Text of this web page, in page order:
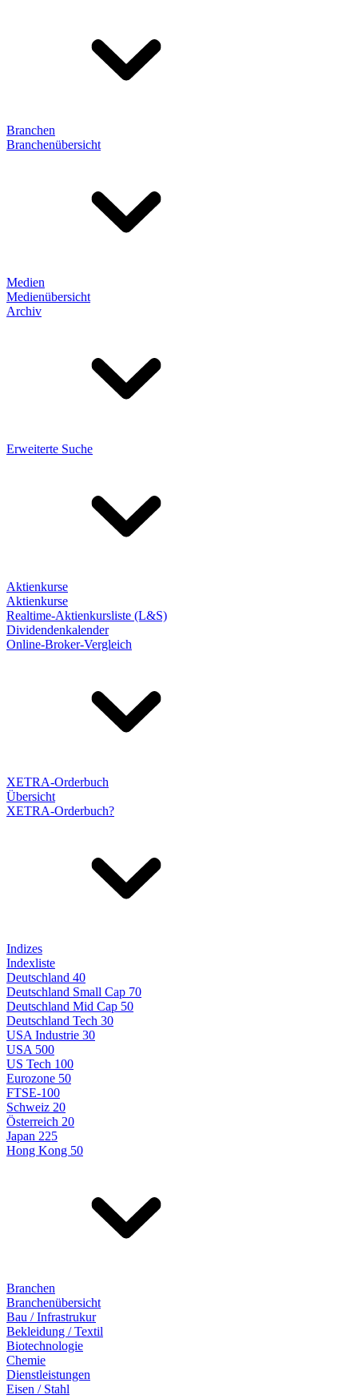
Branchen
Branchenübersicht
Medien
Medienübersicht
Archiv
Erweiterte Suche
Aktienkurse
Aktienkurse
Realtime-Aktienkursliste (L&S)
Dividendenkalender
Online-Broker-Vergleich
XETRA-Orderbuch
Übersicht
XETRA-Orderbuch?
Indizes
Indexliste
Deutschland 40
Deutschland Small Cap 70
Deutschland Mid Cap 50
Deutschland Tech 30
USA Industrie 30
USA 500
US Tech 100
Eurozone 50
FTSE-100
Schweiz 20
Österreich 20
Japan 225
Hong Kong 50
Branchen
Branchenübersicht
Bau / Infrastrukur
Bekleidung / Textil
Biotechnologie
Chemie
Dienstleistungen
Eisen / Stahl